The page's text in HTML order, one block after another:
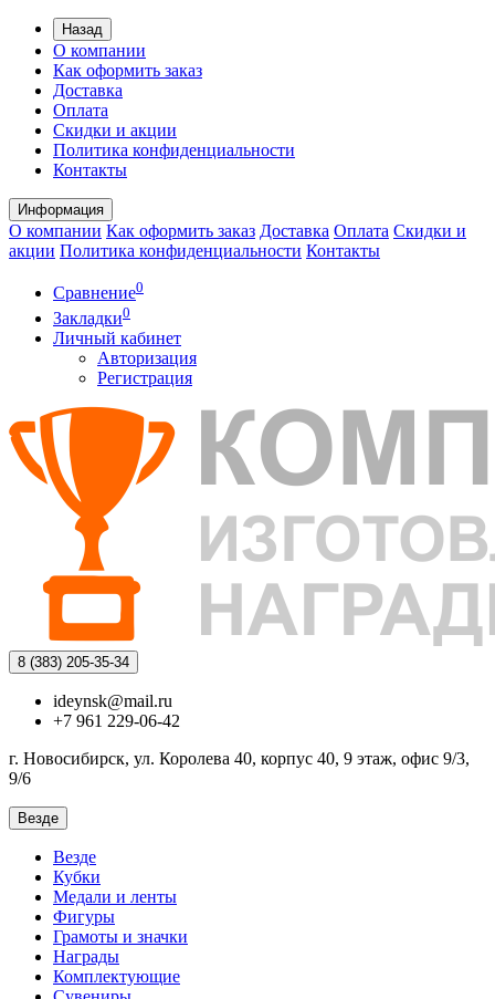
Назад
О компании
Как оформить заказ
Доставка
Оплата
Скидки и акции
Политика конфиденциальности
Контакты
Информация
О компании Как оформить заказ Доставка Оплата Скидки и
акции Политика конфиденциальности Контакты
Сравнение0
Закладки0
Личный кабинет
Авторизация
Регистрация
8 (383) 205-35-34
ideynsk@mail.ru
+7 961 229-06-42
г. Новосибирск, ул. Королева 40, корпус 40, 9 этаж, офис 9/3,
9/6
Везде
Везде
Кубки
Медали и ленты
Фигуры
Грамоты и значки
Награды
Комплектующие